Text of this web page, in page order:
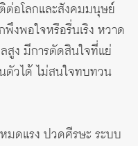
ต่อโลกและสังคมมนุษย์
งพอใจหรือรื่นเริง หวาด
สูง มีการตัดสินใจที่แย่
นตัวได้ ไม่สนใจทบทวน
มดแรง ปวดศีรษะ ระบบ